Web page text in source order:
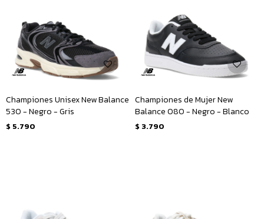
Championes Unisex New Balance
530 - Negro - Gris
$ 5.790
Championes de Mujer New
Balance 080 - Negro - Blanco
$ 3.790